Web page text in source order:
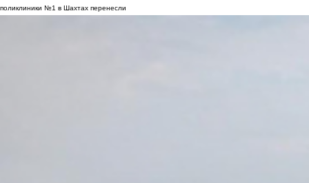
поликлиники №1 в Шахтах перенесли